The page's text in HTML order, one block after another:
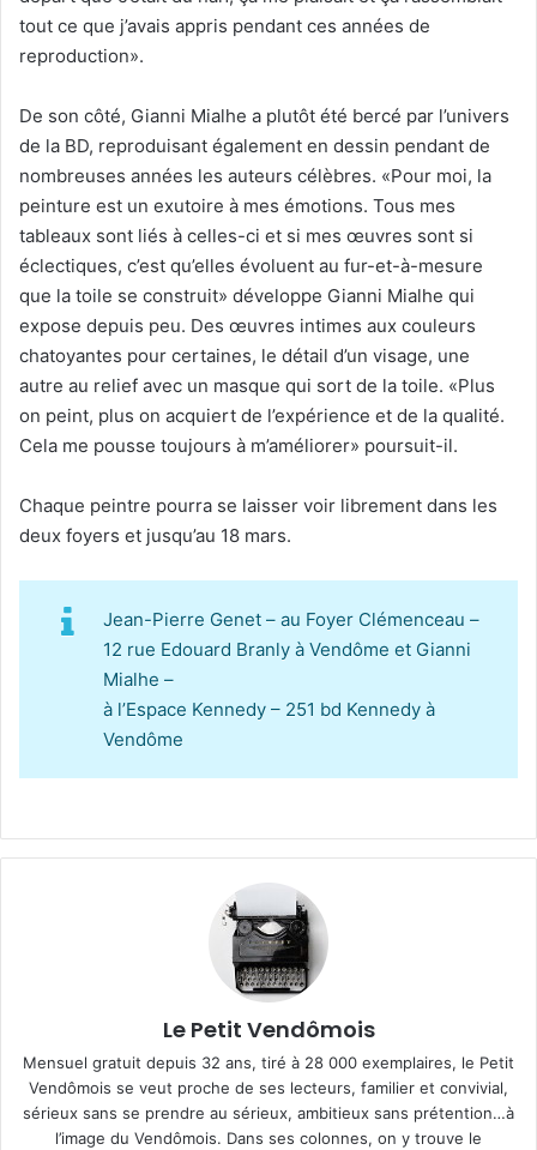
tout ce que j’avais appris pendant ces années de
reproduction».
De son côté, Gianni Mialhe a plutôt été bercé par l’univers
de la BD, reproduisant également en dessin pendant de
nombreuses années les auteurs célèbres. «Pour moi, la
peinture est un exutoire à mes émotions. Tous mes
tableaux sont liés à celles-ci et si mes œuvres sont si
éclectiques, c’est qu’elles évoluent au fur-et-à-mesure
que la toile se construit» développe Gianni Mialhe qui
expose depuis peu. Des œuvres intimes aux couleurs
chatoyantes pour certaines, le détail d’un visage, une
autre au relief avec un masque qui sort de la toile. «Plus
on peint, plus on acquiert de l’expérience et de la qualité.
Cela me pousse toujours à m’améliorer» poursuit-il.
Chaque peintre pourra se laisser voir librement dans les
deux foyers et jusqu’au 18 mars.
Jean-Pierre Genet – au Foyer Clémenceau –
12 rue Edouard Branly à Vendôme et Gianni
Mialhe –
à l’Espace Kennedy – 251 bd Kennedy à
Vendôme
Le Petit Vendômois
Mensuel gratuit depuis 32 ans, tiré à 28 000 exemplaires, le Petit
Vendômois se veut proche de ses lecteurs, familier et convivial,
sérieux sans se prendre au sérieux, ambitieux sans prétention…à
l’image du Vendômois. Dans ses colonnes, on y trouve le